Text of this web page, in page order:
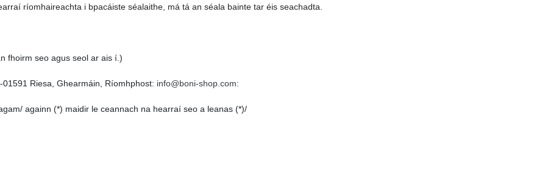
ríomhaireachta i bpacáiste séalaithe, má tá an séala bainte tar éis seachadta.
fhoirm seo agus seol ar ais í.)
Riesa, Ghearmáin, Ríomhphost: info@boni-shop.com:
againn (*) maidir le ceannach na hearraí seo a leanas (*)/